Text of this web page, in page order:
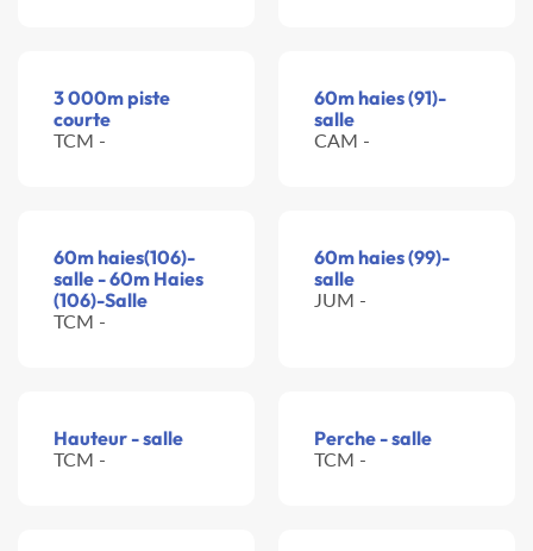
3 000m piste
courte
TCM -
60m haies (91)-
salle
CAM -
60m haies(106)-
salle - 60m Haies
(106)-Salle
TCM -
60m haies (99)-
salle
JUM -
Hauteur - salle
TCM -
Perche - salle
TCM -